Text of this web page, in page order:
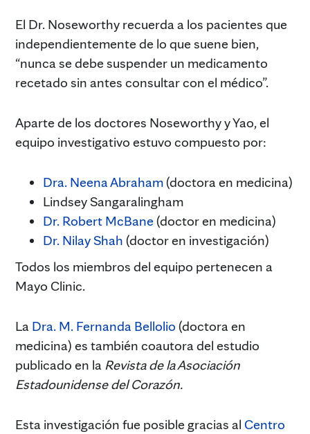
El Dr. Noseworthy recuerda a los pacientes que
independientemente de lo que suene bien,
“nunca se debe suspender un medicamento
recetado sin antes consultar con el médico”.
Aparte de los doctores Noseworthy y Yao, el
equipo investigativo estuvo compuesto por:
Dra. Neena Abraham(doctora en medicina)
Lindsey Sangaralingham
Dr. Robert McBane(doctor en medicina)
Dr. Nilay Shah (doctor en investigación)
Todos los miembros del equipo pertenecen a
Mayo Clinic.
La Dra. M. Fernanda Bellolio (doctora en
medicina) es también coautora del estudio
publicado en la Revista de la Asociación
Estadounidense del Corazón.
Esta investigación fue posible gracias al Centro